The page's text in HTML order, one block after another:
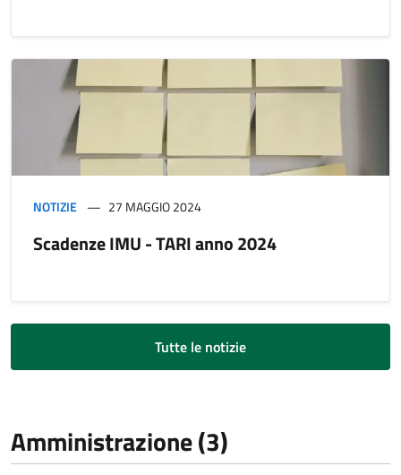
NOTIZIE 27 MAGGIO 2024
Scadenze IMU - TARI anno 2024
Tutte le notizie
Amministrazione (3)